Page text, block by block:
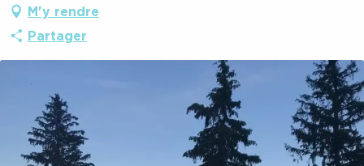
M'y rendre
Partager